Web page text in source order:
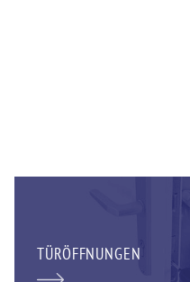
TÜRÖFFNUNGEN